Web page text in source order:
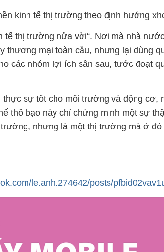
kinh tế thị trường theo định hướng
tế thị trường nửa vời“. Nơi mà nhà
thương mại toàn cầu, nhưng lại dùng
các nhóm lợi ích sân sau, tước đoạt
thực sự tốt cho môi trường và động cơ,
thô bạo này chỉ chứng minh một sự
nhưng là một thị trường mà ở
le.anh.274642/posts/